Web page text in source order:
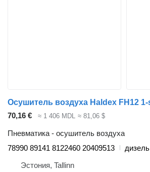
70,16 € ≈ 1 406 MDL ≈ 81,06 $
Пневматика - осушитель воздуха
78990 89141 8122460 20409513
дизель
Эстония, Tallinn